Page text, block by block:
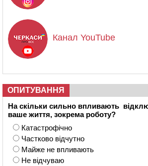
Канал YouTube
ОПИТУВАННЯ
На скільки сильно впливають
ваше життя, зокрема роботу?
Катастрофічно
Частково відчутно
Майже не впливають
Не відчуваю